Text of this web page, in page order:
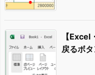
【
戻るボ